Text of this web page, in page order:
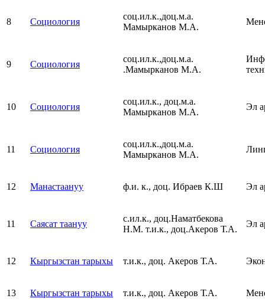
8 Социология
соц.ил.к.,доц.м.а.
Мамырканов М.А.
9 Социология
соц.ил.к.,доц.м.а.
.Мамырканов М.А.
10 Социология
соц.ил.к., доц.м.а.
Мамырканов М.А.
Эл
11 Социология
соц.ил.к.,доц.м.а.
Мамырканов М.А.
12 Манастаануу ф.и. к., доц. Ибраев К.Ш Эл
11 Саясат таануу
с.ил.к., доц.Наматбекова
Н.М. т.и.к., доц.Акеров Т.А.
Эл
12 Кыргызстан тарыхы т.и.к., доц. Акеров Т.А.
13 Кыргызстан тарыхы т.и.к., доц. Акеров Т.А.